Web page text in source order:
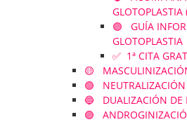
🟣 GUÍA
GLOTOPLASTIA
✅ 1ª CITA
🟡
🟢 NEUTRALIZACIÓN
🔵 DUALIZACIÓN DE
🟣